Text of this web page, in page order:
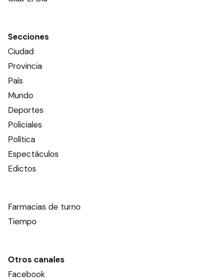
Secciones
Ciudad
Provincia
País
Mundo
Deportes
Policiales
Política
Espectáculos
Edictos
Farmacias de turno
Tiempo
Otros canales
Facebook